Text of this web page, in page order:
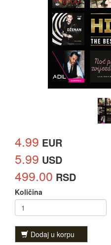
4.99 EUR
5.99 USD
499.00 RSD
Količina
Dodaj u korpu